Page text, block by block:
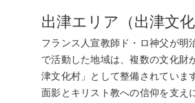
出津エリア（出津文化
フランス人宣教師ド・ロ神父が明
で活動した地域は、複数の文化財
津文化村」として整備されていま
面影とキリスト教への信仰を支え